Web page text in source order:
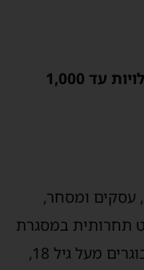
התקהלויות: ניתן לקיים התקהלויות עד 1,000
עסקים ומסחר,
תחרותית במסגרת
התאחדויות ואיגודי הספורט – לבוגרים מעל גיל 18,